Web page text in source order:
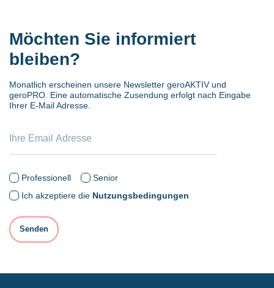
Möchten Sie informiert
bleiben?
Monatlich erscheinen unsere Newsletter geroAKTIV und
geroPRO. Eine automatische Zusendung erfolgt nach Eingabe
Ihrer E-Mail Adresse.
Professionell
Senior
Ich akzeptiere die Nutzungsbedingungen